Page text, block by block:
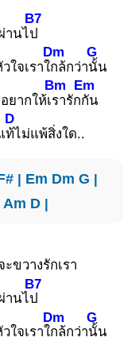
านไ
B7
ป
ใจเราใ
Dm
กล้กว่า
G
นั้น
ยากให้เ
Bm
รารัก
Em
กัน
D
ท้ไม่แพ้สิ่งใด..
| Em Dm G |
Am D |
ขวางรักเรา
านไ
B7
ป
ใจเราใ
Dm
กล้กว่า
G
นั้น